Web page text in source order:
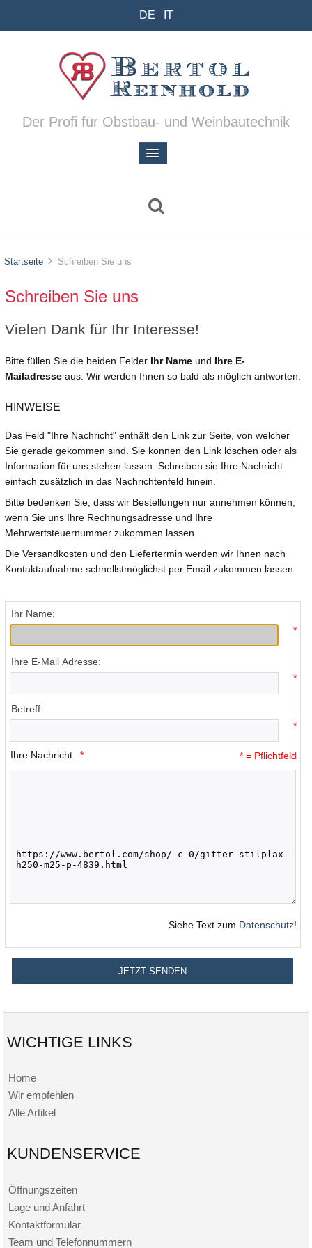
DE IT
Der Profi für Obstbau- und Weinbautechnik
Startseite Schreiben Sie uns
Schreiben Sie uns
Vielen Dank für Ihr Interesse!
Bitte füllen Sie die beiden Felder Ihr Nameund
Ihre E-
Mailadresseaus. Wir werden Ihnen so bald als möglich antworten.
HINWEISE
Das Feld "Ihre Nachricht" enthält den Link zur Seite, von welcher
Sie gerade gekommen sind. Sie können den Link löschen oder als
Information für uns stehen lassen. Schreiben sie Ihre Nachricht
einfach zusätzlich in das Nachrichtenfeld hinein.
Bitte bedenken Sie, dass wir Bestellungen nur annehmen können,
wenn Sie uns Ihre Rechnungsadresse und Ihre
Mehrwertsteuernummer zukommen lassen.
Die Versandkosten und den Liefertermin werden wir Ihnen nach
Kontaktaufnahme schnellstmöglichst per Email zukommen lassen.
Ihr Name:
*
Ihre E-Mail Adresse:
*
Betreff:
*
* = Pflichtfeld
Ihre Nachricht: *
Siehe Text zum Datenschutz!
WICHTIGE LINKS
Home
Wir empfehlen
Alle Artikel
KUNDENSERVICE
Öffnungszeiten
Lage und Anfahrt
Kontaktformular
Team und Telefonnummern